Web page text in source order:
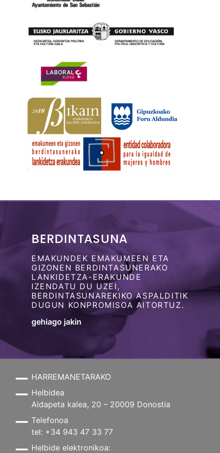
BERDINTASUNA
EMAKUNDEK EMAKUMEEN ETA
GIZONEN BERDINTASUNERAKO
LANKIDETZA-ERAKUNDE
IZENDATU DU UZEI,
BERDINTASUNAREKIKO ASPALDITIK
DUGUN KONPROMISOA AITORTUZ.
gehiago jakin
HARREMANETARAKO
Helbidea
Aldapeta kalea, 20 – 20009 Donostia
Telefonoa
tel: +34 943 47 33 77
Helbide elektronikoa: